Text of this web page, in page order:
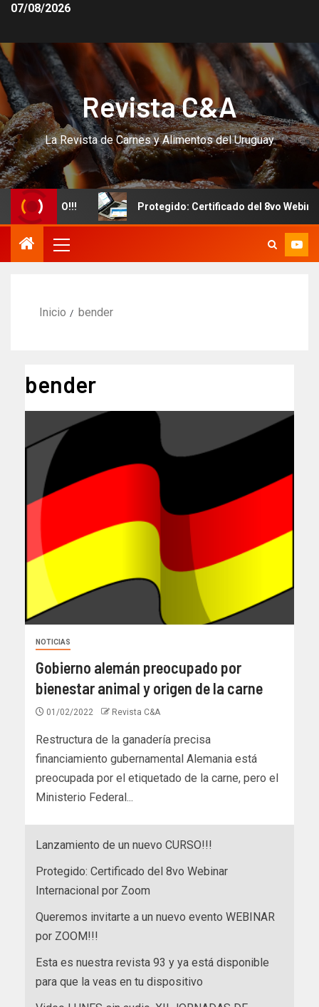
07/08/2026
Revista C&A
La Revista de Carnes y Alimentos del Uruguay
CURSO!!! Protegido: Certificado del 8vo Webinar
Inicio bender
bender
NOTICIAS
Gobierno alemán preocupado por
bienestar animal y origen de la carne
01/02/2022 Revista C&A
Restructura de la ganadería precisa
financiamiento gubernamental Alemania está
preocupada por el etiquetado de la carne, pero el
Ministerio Federal...
Lanzamiento de un nuevo CURSO!!!
Protegido: Certificado del 8vo Webinar
Internacional por Zoom
Queremos invitarte a un nuevo evento WEBINAR
por ZOOM!!!
Esta es nuestra revista 93 y ya está disponible
para que la veas en tu dispositivo